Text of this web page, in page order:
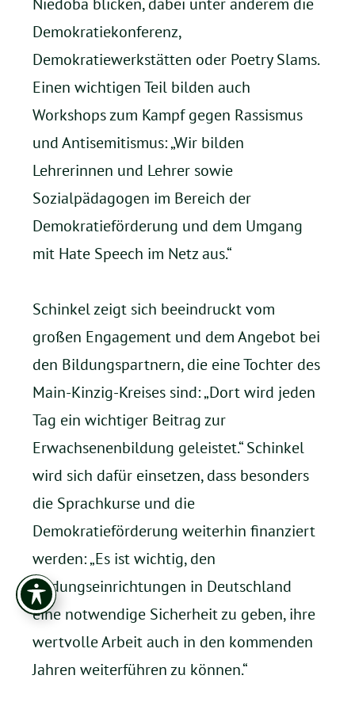
Niedoba blicken, dabei unter anderem die
Demokratiekonferenz,
Demokratiewerkstätten oder Poetry Slams.
Einen wichtigen Teil bilden auch
Workshops zum Kampf gegen Rassismus
und Antisemitismus: „Wir bilden
Lehrerinnen und Lehrer sowie
Sozialpädagogen im Bereich der
Demokratieförderung und dem Umgang
mit Hate Speech im Netz aus.“
Schinkel zeigt sich beeindruckt vom
großen Engagement und dem Angebot bei
den Bildungspartnern, die eine Tochter des
Main-Kinzig-Kreises sind: „Dort wird jeden
Tag ein wichtiger Beitrag zur
Erwachsenenbildung geleistet.“ Schinkel
wird sich dafür einsetzen, dass besonders
die Sprachkurse und die
Demokratieförderung weiterhin finanziert
werden: „Es ist wichtig, den
Bildungseinrichtungen in Deutschland
eine notwendige Sicherheit zu geben, ihre
wertvolle Arbeit auch in den kommenden
Jahren weiterführen zu können.“